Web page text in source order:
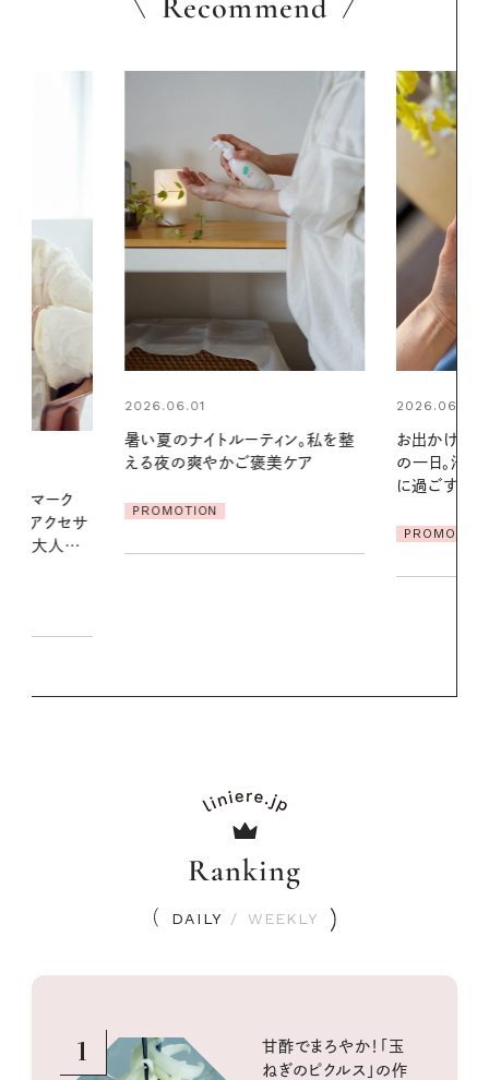
2026.06.01
お出かけ前のひと手間で変わる、夏
の一日。汗ばむ季節を「ごきげん」
2026.06.01
真夏に向け
やりジェルと
地よくうるお
PROMOTION
Ranking
DAILY / WEEKLY
1
甘酢でまろやか！「玉
ねぎのピクルス」の作